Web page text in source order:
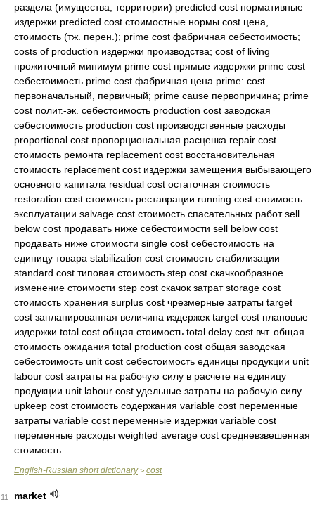
раздела (имущества, территории) predicted cost нормативные
издержки predicted cost стоимостные нормы cost цена,
стоимость (тж. перен.); prime cost фабричная себестоимость;
costs of production издержки производства; cost of living
прожиточный минимум prime cost прямые издержки prime cost
себестоимость prime cost фабричная цена prime: cost
первоначальный, первичный; prime cause первопричина; prime
cost полит.-эк. себестоимость production cost заводская
себестоимость production cost производственные расходы
proportional cost пропорциональная расценка repair cost
стоимость ремонта replacement cost восстановительная
стоимость replacement cost издержки замещения выбывающего
основного капитала residual cost остаточная стоимость
restoration cost стоимость реставрации running cost стоимость
эксплуатации salvage cost стоимость спасательных работ sell
below cost продавать ниже себестоимости sell below cost
продавать ниже стоимости single cost себестоимость на
единицу товара stabilization cost стоимость стабилизации
standard cost типовая стоимость step cost скачкообразное
изменение стоимости step cost скачок затрат storage cost
стоимость хранения surplus cost чрезмерные затраты target
cost запланированная величина издержек target cost плановые
издержки total cost общая стоимость total delay cost вчт. общая
стоимость ожидания total production cost общая заводская
себестоимость unit cost себестоимость единицы продукции unit
labour cost затраты на рабочую силу в расчете на единицу
продукции unit labour cost удельные затраты на рабочую силу
upkeep cost стоимость содержания variable cost переменные
затраты variable cost переменные издержки variable cost
переменные расходы weighted average cost средневзвешенная
стоимость
English-Russian short dictionary> cost
11
market